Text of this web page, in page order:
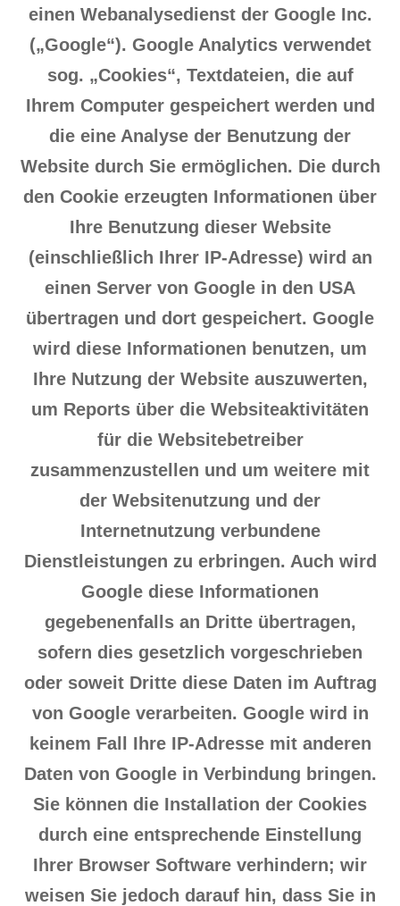
einen Webanalysedienst der Google Inc.
(„Google“). Google Analytics verwendet
sog. „Cookies“, Textdateien, die auf
Ihrem Computer gespeichert werden und
die eine Analyse der Benutzung der
Website durch Sie ermöglichen. Die durch
den Cookie erzeugten Informationen über
Ihre Benutzung dieser Website
(einschließlich Ihrer IP-Adresse) wird an
einen Server von Google in den USA
übertragen und dort gespeichert. Google
wird diese Informationen benutzen, um
Ihre Nutzung der Website auszuwerten,
um Reports über die Websiteaktivitäten
für die Websitebetreiber
zusammenzustellen und um weitere mit
der Websitenutzung und der
Internetnutzung verbundene
Dienstleistungen zu erbringen. Auch wird
Google diese Informationen
gegebenenfalls an Dritte übertragen,
sofern dies gesetzlich vorgeschrieben
oder soweit Dritte diese Daten im Auftrag
von Google verarbeiten. Google wird in
keinem Fall Ihre IP-Adresse mit anderen
Daten von Google in Verbindung bringen.
Sie können die Installation der Cookies
durch eine entsprechende Einstellung
Ihrer Browser Software verhindern; wir
weisen Sie jedoch darauf hin, dass Sie in